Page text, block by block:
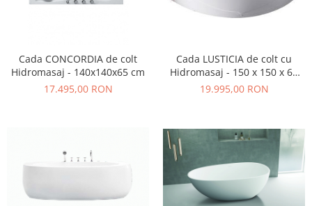
Cada CONCORDIA de colt
Hidromasaj - 140x140x65 cm
17.495,00 RON
Cada LUSTICIA de colt cu
Hidromasaj - 150 x 150 x 60
cm
19.995,00 RON